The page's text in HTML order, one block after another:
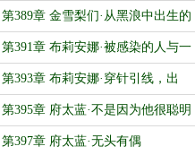
第389章 金雪梨们·从黑浪中出生的
东西
第391章 布莉安娜·被感染的人与一
直在等她的人
第393章 布莉安娜·穿针引线，出
生，回家
第395章 府太蓝·不是因为他很聪明
第397章 府太蓝·无头有偶